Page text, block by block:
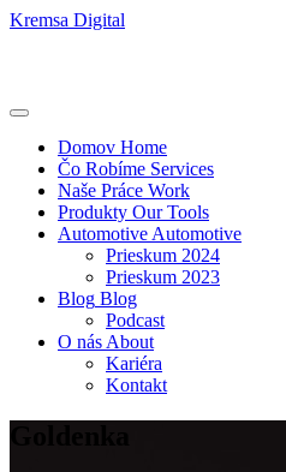
Kremsa Digital
Domov Home
Čo Robíme Services
Naše Práce Work
Produkty Our Tools
Automotive Automotive
Prieskum 2024
Prieskum 2023
Blog Blog
Podcast
O nás About
Kariéra
Kontakt